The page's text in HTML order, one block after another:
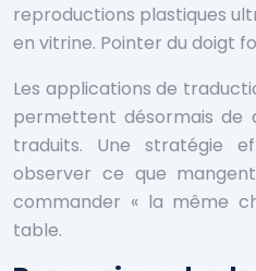
reproductions plastiques
en vitrine. Pointer du doigt
Les applications de
permettent désormais de
traduits. Une stratégie
observer ce que
commander « la même
table.